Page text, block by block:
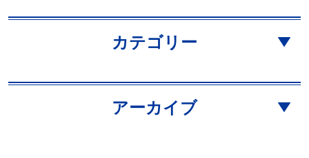
カテゴリー
アーカイブ